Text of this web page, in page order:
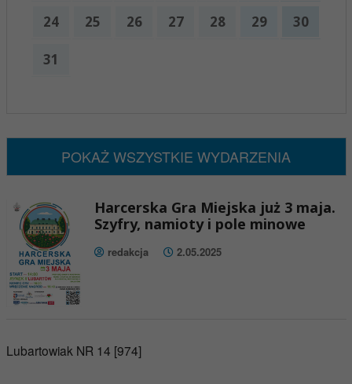
24 25 26 27 28 29 30
31
POKAŻ WSZYSTKIE WYDARZENIA
Harcerska Gra Miejska już 3 maja.
Szyfry, namioty i pole minowe
redakcja 2.05.2025
Lubartowiak NR 14 [974]